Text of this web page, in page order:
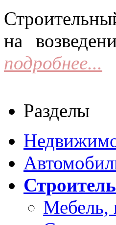
на
подробнее...
Разделы
Мебель,